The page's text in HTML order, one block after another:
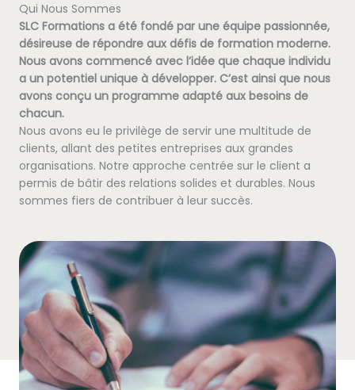
Qui Nous Sommes
SLC Formations a été fondé par une équipe passionnée,
désireuse de répondre aux défis de formation moderne.
Nous avons commencé avec l’idée que chaque individu
a un potentiel unique à développer. C’est ainsi que nous
avons conçu un programme adapté aux besoins de
chacun.
Nous avons eu le privilège de servir une multitude de
clients, allant des petites entreprises aux grandes
organisations. Notre approche centrée sur le client a
permis de bâtir des relations solides et durables. Nous
sommes fiers de contribuer à leur succès.